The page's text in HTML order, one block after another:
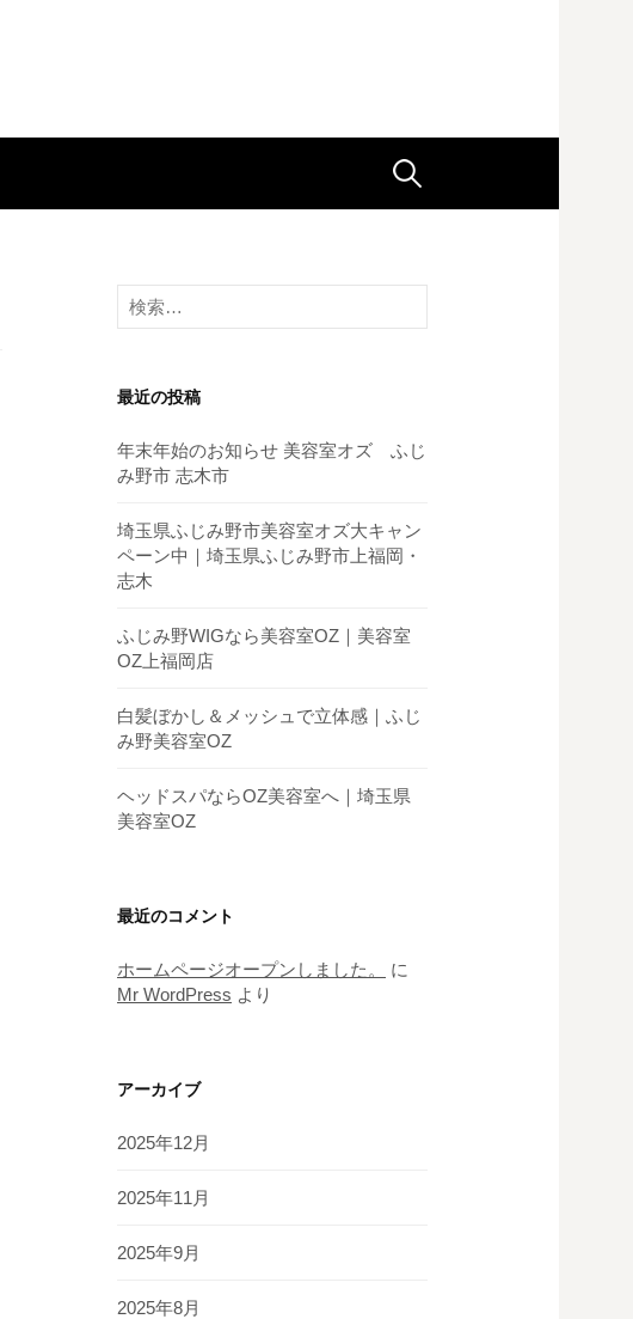
検
検
索
最近の投稿
年末年始のお知らせ 美容室オズ ふじ
み野市 志木市
埼玉県ふじみ野市美容室オズ大キャン
ペーン中｜埼玉県ふじみ野市上福岡・
志木
ふじみ野WIGなら美容室OZ｜美容室
OZ上福岡店
白髪ぼかし＆メッシュで立体感｜ふじ
み野美容室OZ
ヘッドスパならOZ美容室へ｜埼玉県
美容室OZ
最近のコメント
ホームページオープンしました。
に
Mr WordPress より
アーカイブ
2025年12月
2025年11月
2025年9月
2025年8月